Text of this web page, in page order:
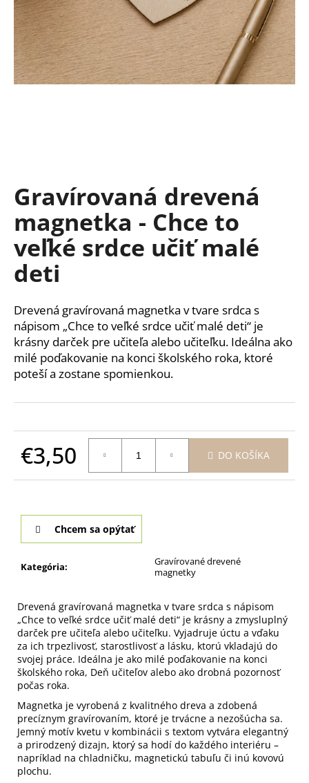
Gravírovaná drevená
magnetka - Chce to
veľké srdce učiť malé
deti
Drevená gravírovaná magnetka v tvare srdca s
nápisom „Chce to veľké srdce učiť malé deti“ je
krásny darček pre učiteľa alebo učiteľku. Ideálna ako
milé poďakovanie na konci školského roka, ktoré
poteší a zostane spomienkou.
€3,50 DO KOŠÍKA
Kategória:
Gravírované drevené
magnetky
Chcem sa opýtať
Drevená gravírovaná magnetka v tvare srdca s nápisom
„Chce to veľké srdce učiť malé deti“ je krásny a zmysluplný
darček pre učiteľa alebo učiteľku. Vyjadruje úctu a vďaku
za ich trpezlivosť, starostlivosť a lásku, ktorú vkladajú do
svojej práce. Ideálna je ako milé poďakovanie na konci
školského roka, Deň učiteľov alebo ako drobná pozornosť
počas roka.
Magnetka je vyrobená z kvalitného dreva a zdobená
precíznym gravírovaním, ktoré je trvácne a nezošúcha sa.
Jemný motív kvetu v kombinácii s textom vytvára elegantný
a prirodzený dizajn, ktorý sa hodí do každého interiéru –
napríklad na chladničku, magnetickú tabuľu či inú kovovú
plochu.
á
j
s
ť
?
O
d
p
o
r
č
a
m
e
Z
DREVA
GRAVÍROVANÉ
SRDCE